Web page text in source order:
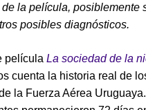
la película, posiblemente
posibles diagnósticos.
película La sociedad de la
cuenta la historia real de
la Fuerza Aérea